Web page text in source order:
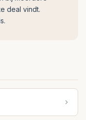
deal vindt.